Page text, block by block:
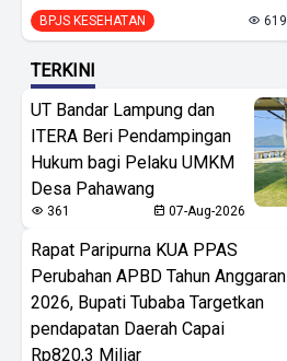
BPJS KESEHATAN 619
TERKINI
UT Bandar Lampung dan
ITERA Beri Pendampingan
Hukum bagi Pelaku UMKM
Desa Pahawang
361 07-Aug-2026
Rapat Paripurna KUA PPAS
Perubahan APBD Tahun Anggaran
2026, Bupati Tubaba Targetkan
pendapatan Daerah Capai
Rp820,3 Miliar